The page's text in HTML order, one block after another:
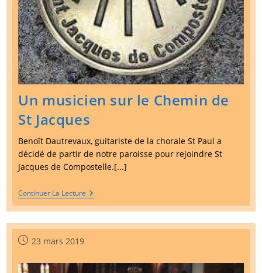
Un musicien sur le Chemin de
St Jacques
Benoît Dautrevaux, guitariste de la chorale St Paul a
décidé de partir de notre paroisse pour rejoindre St
Jacques de Compostelle.[...]
Continuer La Lecture Un
Musicien
Sur
Le
Chemin
Publication
23 mars 2019